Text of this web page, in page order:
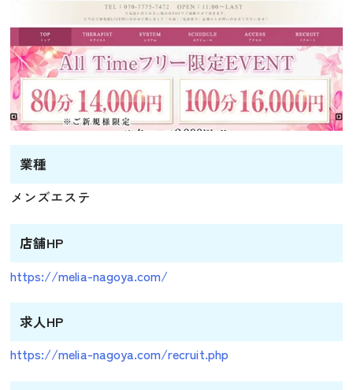
業種
メンズエステ
店舗HP
https://melia-nagoya.com/
求人HP
https://melia-nagoya.com/recruit.php